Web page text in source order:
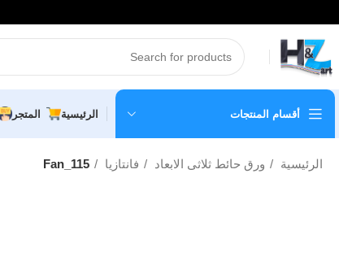
أقسام المنتجات الرئيسية المتجر
الرئيسية ورق حائط ثلاثى الابعاد فانتازيا Fan_115